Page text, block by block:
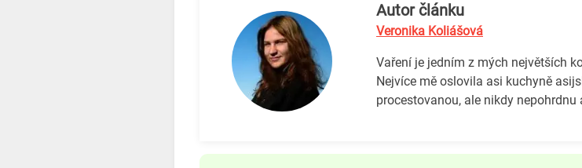
Autor článku
Veronika Koliášová
Vaření je jedním z mých největších
Nejvíce mě oslovila asi kuchyně
procestovanou, ale nikdy